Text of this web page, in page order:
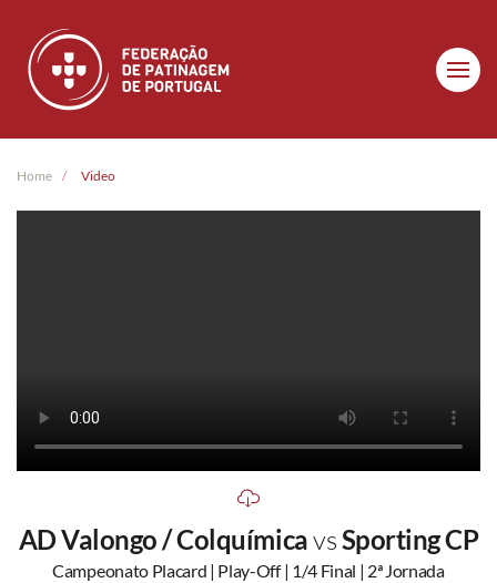
Skip to main content
Home Video
AD Valongo / ColquímicavsSporting CP
Campeonato Placard | Play-Off | 1/4 Final | 2ª Jornada